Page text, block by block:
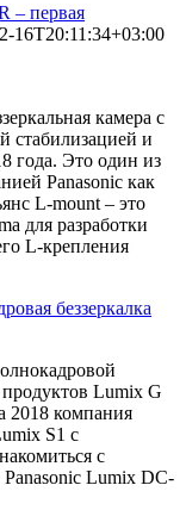
– первая
16T20:11:34+03:00
камера с
стабилизацией и
года. Это один из
Panasonic как
L-mount – это
для разработки
L-крепления
Lumix G
2018 компания
S1 с
с
Lumix DC-